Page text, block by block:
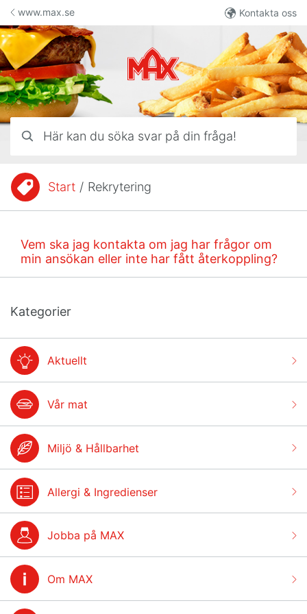
Hoppa till innehåll
Här kan du söka svar på din fråga!
www.max.se Kontakta oss
Du är här:Start / Rekrytering
Vem ska jag kontakta om jag har frågor om
min ansökan eller inte har fått återkoppling?
Kategorier
Aktuellt
Vår mat
Miljö & Hållbarhet
Allergi & Ingredienser
Jobba på MAX
Om MAX